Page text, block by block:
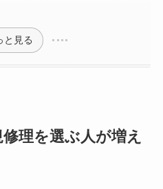
と見る
理を選ぶ人が増え